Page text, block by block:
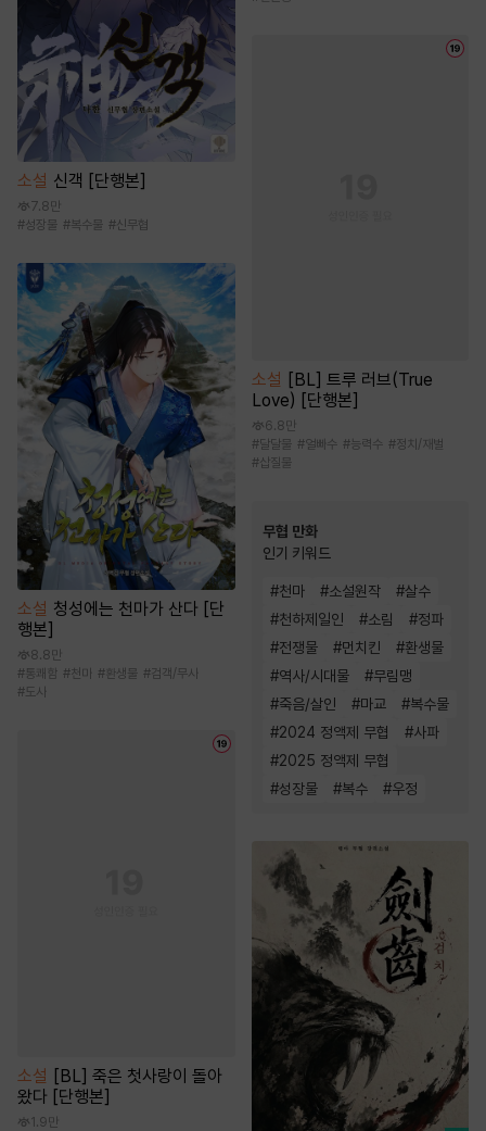
소설 신객 [단행본]
7.8만
#성장물 #복수물 #신무협
소설 청성에는 천마가 산다 [단
행본]
8.8만
#통쾌함 #천마 # 환생물 #검객/무사
#도사
소설 [BL] 죽은 첫사랑이 돌아
왔다 [단행본]
1.9만
소설
[BL] 트루 러브(True
Love) [단행본]
6.8만
#달달물 #얼빠수 #능력수 #정치/재벌
#삽질물
무협 만화
인기 키워드
#천마 #소설원작 #살수
#천하제일인 #소림 #정파
#전쟁물 #먼치킨 #환생물
#역사/시대물 #무림맹
#죽음/살인 #마교 #복수물
#2024 정액제 무협 #사파
#2025 정액제 무협
#성장물 #복수 #우정